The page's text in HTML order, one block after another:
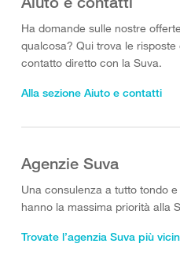
Ha domande sulle nostre
qualcosa? Qui trova le
contatto diretto con la Suva.
Alla sezione Aiuto e contatti
Agenzie Suva
Una consulenza a tutto tondo
hanno la massima priorità alla
Trovate l’agenzia Suva più